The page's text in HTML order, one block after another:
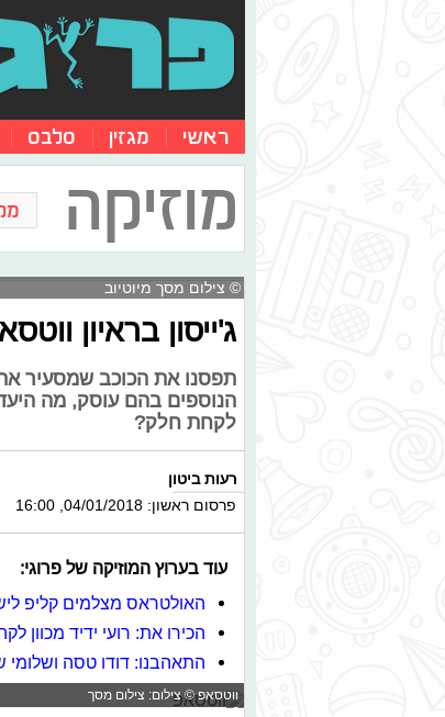
ראשי מגזין סלבס
מוזיקה
© צילום מסך מיוטיוב
ג'ייסון בראיון
תפסנו את הכוכב שמסעיר את
הנוספים בהם עוסק, מה היעד
לקחת חלק?
רעות ביטון
פרסום ראשון: 04/01/2018, 16:00
עוד בערוץ המוזיקה של פרוגי:
האולטראס מצלמים קליפ
הכירו את: רועי ידיד מכוון
התאהבנו: דודו טסה
ווטסאפ © צילום: צילום מסך